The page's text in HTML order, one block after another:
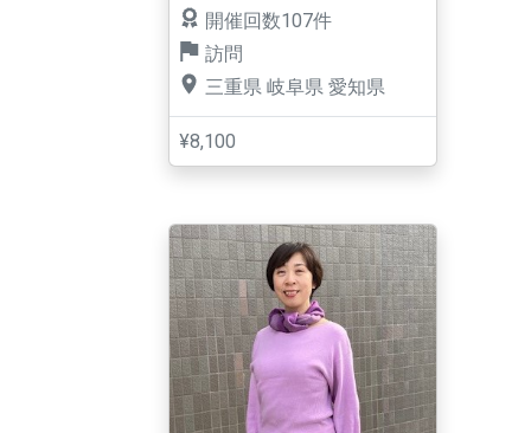
開催回数107件
訪問
三重県 岐阜県 愛知県
¥8,100